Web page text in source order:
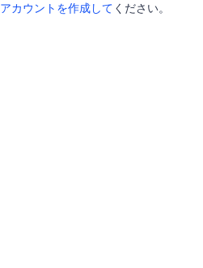
アカウントを作成して ください。